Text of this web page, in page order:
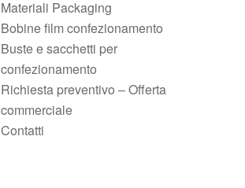
Materiali Packaging
Bobine film confezionamento
Buste e sacchetti per
confezionamento
Richiesta preventivo – Offerta
commerciale
Contatti